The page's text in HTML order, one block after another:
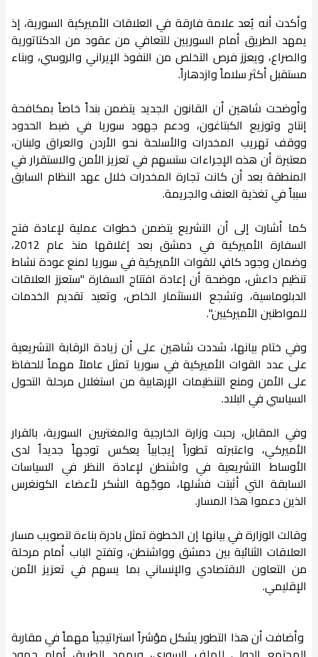
وأكدت أنه يُعد علامة فارقة في العلاقات الأميركية السورية، إذ
يمهد الطريق أمام السوريين للتعافي من عقود من الدكتاتورية
والصراع، ويعزز فرص التخلص من النفوذ الإيراني والروسي، وبناء
مستقبل أكثر سلاماً وازدهاراً.
وأوضحت شاهين أن القانون الجديد يتضمن بنداً خاصاً بمكافحة
إنتاج وتوزيع الكبتاغون، ودعم جهود سوريا في ضبط الحدود
ووقف تهريب المخدرات والأسلحة نحو الأردن والعراق ولبنان،
معتبرة أن هذه الإجراءات ستسهم في تعزيز الأمن والاستقرار في
المنطقة بعد أن كانت تجارة المخدرات خلال عهد النظام السابق
سبباً في تغذية العنف والجريمة.
كما أشارت إلى أن التشريع يتضمن خطوات عملية لإعادة فتح
السفارة الأميركية في دمشق بعد إغلاقها منذ عام 2012،
وضمان وجود كافٍ للقوات الأميركية في سوريا لمنع عودة نشاط
تنظيم داعش، موضحة أن إعادة افتتاح السفارة "ستعزز العلاقات
الدبلوماسية، وتشجع الاستثمار الخاص، وتعيد تقديم الخدمات
للمواطنين الأميركيين".
وفي ختام بيانها، شددت شاهين على أن زيادة الرقابة التشريعية
على عدد القوات الأميركية في سوريا تمثل عاملاً مهماً للحفاظ
على الأمن ومنع التنظيمات الإرهابية من استغلال مرحلة التحول
السياسي في البلاد.
وفي المقابل، رحبت وزارة الخارجية والمغتربين السورية، بالقرار
الأميركي، واعتبرته تطوراً إيجابياً يعكس توجهاً جديداً لدى
الأوساط التشريعية في واشنطن لإعادة النظر في السياسات
السابقة التي أثبتت فشلها، موجّهة الشكر لأعضاء الكونغرس
الذين دعموا هذا المسار.
وقالت الوزارة في بيانها إن الخطوة تمثل بادرة بناءة لتصويب مسار
العلاقات الثنائية بين دمشق وواشنطن، وتفتح الباب أمام مرحلة
من التعاون الاقتصادي والإنساني بما يسهم في تعزيز الأمن
الإقليمي.
وأضافت أن هذا التطور يشكل مؤشراً استراتيجياً مهماً في مقاربة